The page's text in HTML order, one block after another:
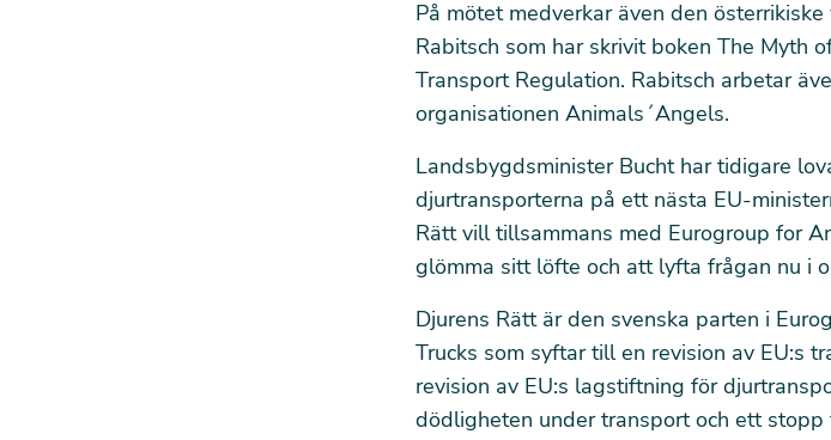
På mötet medverkar även den
Rabitsch som har skrivit boken The Myth
Transport Regulation. Rabitsch arbetar
organisationen Animals´Angels.
Landsbygdsminister Bucht har tidigare
djurtransporterna på ett nästa EU-
Rätt vill tillsammans med Eurogroup for
glömma sitt löfte och att lyfta frågan nu i
Djurens Rätt är den svenska parten i
Trucks som syftar till en revision av EU:s
revision av EU:s lagstiftning för
dödligheten under transport och ett